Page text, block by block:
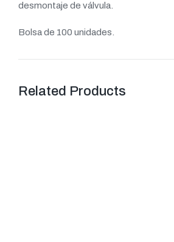
desmontaje de válvula.
Bolsa de 100 unidades.
Related Products